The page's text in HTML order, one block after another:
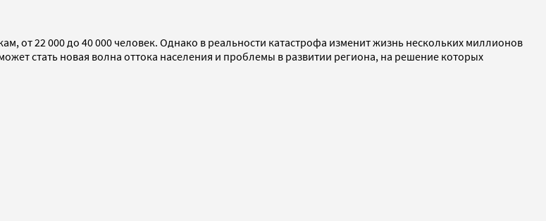
от 22 000 до 40 000 человек. Однако в реальности катастрофа изменит жизнь нескольких миллионов
стать новая волна оттока населения и проблемы в развитии региона, на решение которых